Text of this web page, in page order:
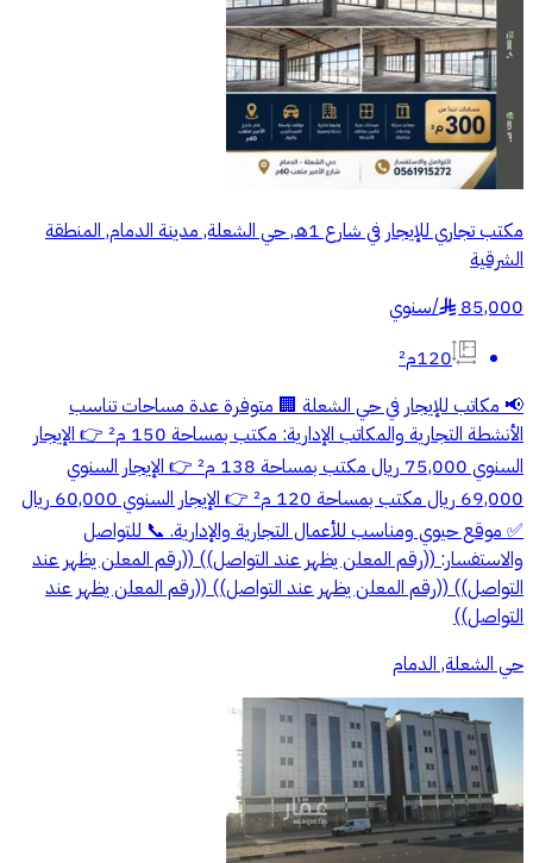
مكتب تجاري للإيجار في شارع 1هـ, حي الشعلة, مدينة الدمام, المنطقة
الشرقية
85,000
§
/سنوي
120م²
📢 مكاتب للإيجار في حي الشعلة 🏢 متوفرة عدة مساحات تناسب
الأنشطة التجارية والمكاتب الإدارية: مكتب بمساحة 150 م² 👉 الإيجار
السنوي 75,000 ريال مكتب بمساحة 138 م² 👉 الإيجار السنوي
69,000 ريال مكتب بمساحة 120 م² 👉 الإيجار السنوي 60,000 ريال
✅ موقع حيوي ومناسب للأعمال التجارية والإدارية. 📞 للتواصل
والاستفسار: ((رقم المعلن يظهر عند التواصل)) ((رقم المعلن يظهر عند
التواصل)) ((رقم المعلن يظهر عند التواصل)) ((رقم المعلن يظهر عند
التواصل))
حي الشعلة, الدمام